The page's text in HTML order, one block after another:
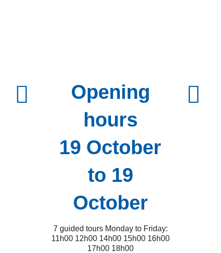
Opening
hours
19 October
to 19
October
7 guided tours Monday to Friday:
11h00 12h00 14h00 15h00 16h00
17h00 18h00